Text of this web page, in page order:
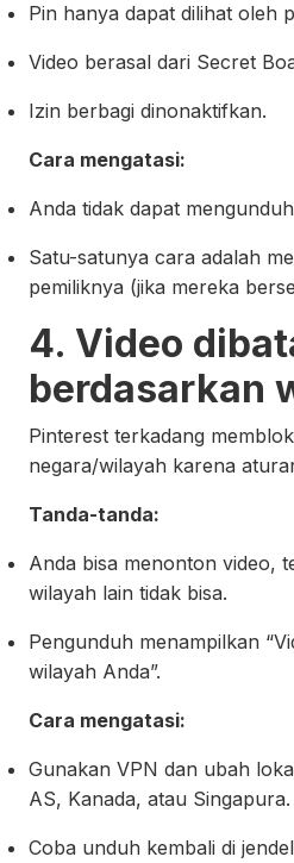
Pin hanya dapat dilihat oleh
Video berasal dari Secret
Izin berbagi dinonaktifkan.
Cara mengatasi:
Anda tidak dapat
Satu-satunya cara adalah
pemiliknya (jika mereka
4. Video
berdasarkan
Pinterest terkadang
negara/wilayah karena
Tanda-tanda:
Anda bisa menonton video,
wilayah lain tidak bisa.
Pengunduh menampilkan
wilayah Anda”.
Cara mengatasi:
Gunakan VPN dan ubah
AS, Kanada, atau Singapura.
Coba unduh kembali di